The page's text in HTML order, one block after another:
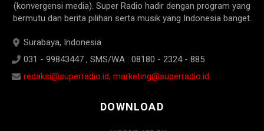
(konvergensi media). Super Radio hadir dengan program yang
bermutu dan berita pilihan serta musik yang Indonesia banget.
Surabaya, Indonesia
031 - 99843447 , SMS/WA : 08180 - 2324 - 885
redaksi@superradio.id, marketing@superradio.id
DOWNLOAD